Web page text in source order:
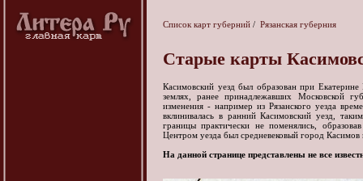
Список карт губерний / Рязанская губерния
Старые карты
Касимовский уезд был образован при
землях, ранее принадлежавших Московской
изменения - например из Рязанского уезда
вклинивалась в ранний Касимовский уезд,
границы практически не поменялись,
Центром уезда был средневековый город
На данной странице представлены не все